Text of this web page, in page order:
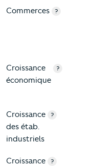
Commerces ?
Croissance
économique
?
Croissance
des étab.
industriels
?
Croissance
?